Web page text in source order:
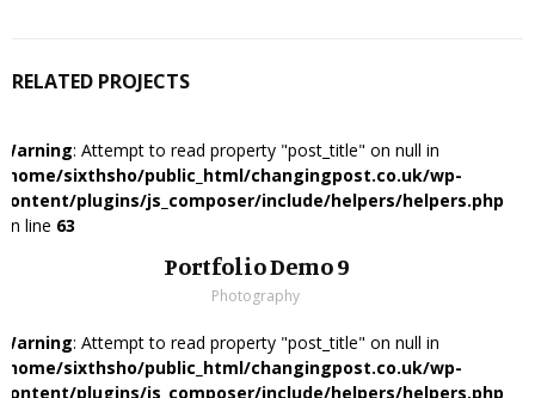
RELATED PROJECTS
Warning: Attempt to read property "post_title" on null in
/home/sixthsho/public_html/changingpost.co.uk/wp-
content/plugins/js_composer/include/helpers/helpers.php
on line 63
Portfolio Demo 9
Photography
Warning: Attempt to read property "post_title" on null in
/home/sixthsho/public_html/changingpost.co.uk/wp-
content/plugins/js_composer/include/helpers/helpers.php